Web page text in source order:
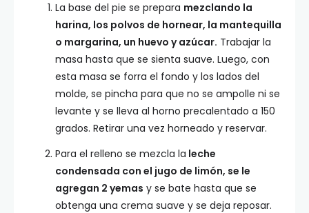
La base del pie se prepara mezclando la
harina, los polvos de hornear, la mantequilla
o margarina, un huevo y azúcar. Trabajar la
masa hasta que se sienta suave. Luego, con
esta masa se forra el fondo y los lados del
molde, se pincha para que no se ampolle ni se
levante y se lleva al horno precalentado a 150
grados. Retirar una vez horneado y reservar.
Para el relleno se mezcla la leche
condensada con el jugo de limón, se le
agregan 2 yemas y se bate hasta que se
obtenga una crema suave y se deja reposar.